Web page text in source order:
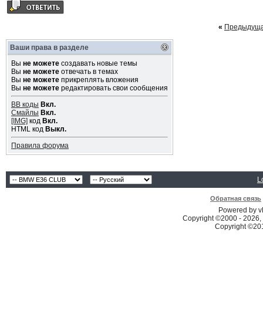
«
Ваши права в разделе
Вы не можетесоздавать новые темы
Вы не можетеотвечать в темах
Вы не можетеприкреплять вложения
Вы не можетередактировать свои сообщения
BB коды Вкл.
Смайлы Вкл.
[IMG] код Вкл.
HTML код Выкл.
Правила форума
Обратная связь
Powered by
Copyright ©2000 -
Copyright